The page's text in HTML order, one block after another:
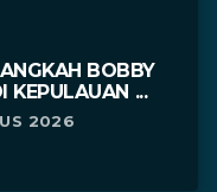
BOBBY
KEPULAUAN ...
2026